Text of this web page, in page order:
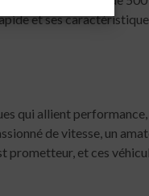
et ses
qui allient
de vitesse, un
prometteur, et ces